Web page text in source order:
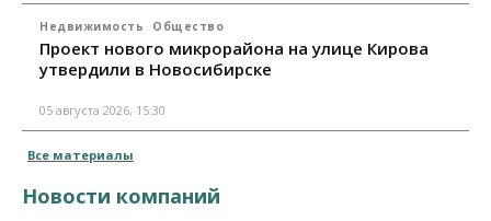
Недвижимость Общество
Проект нового микрорайона на улице Кирова
утвердили в Новосибирске
05 августа 2026, 15:30
Все материалы
Новости компаний